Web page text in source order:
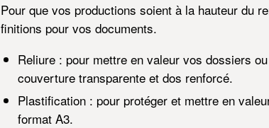
Pour que vos productions soient à la hauteur du
finitions pour vos documents.
Reliure : pour mettre en valeur vos dossiers
couverture transparente et dos renforcé.
Plastification : pour protéger et mettre en
format A3.